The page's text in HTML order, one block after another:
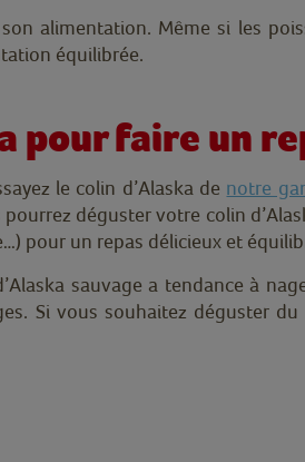
alimentation. Même si les
équilibrée.
pour faire un
le colin d’Alaska de notre
déguster votre colin
pour un repas délicieux et
sauvage a tendance à
Si vous souhaitez déguster du